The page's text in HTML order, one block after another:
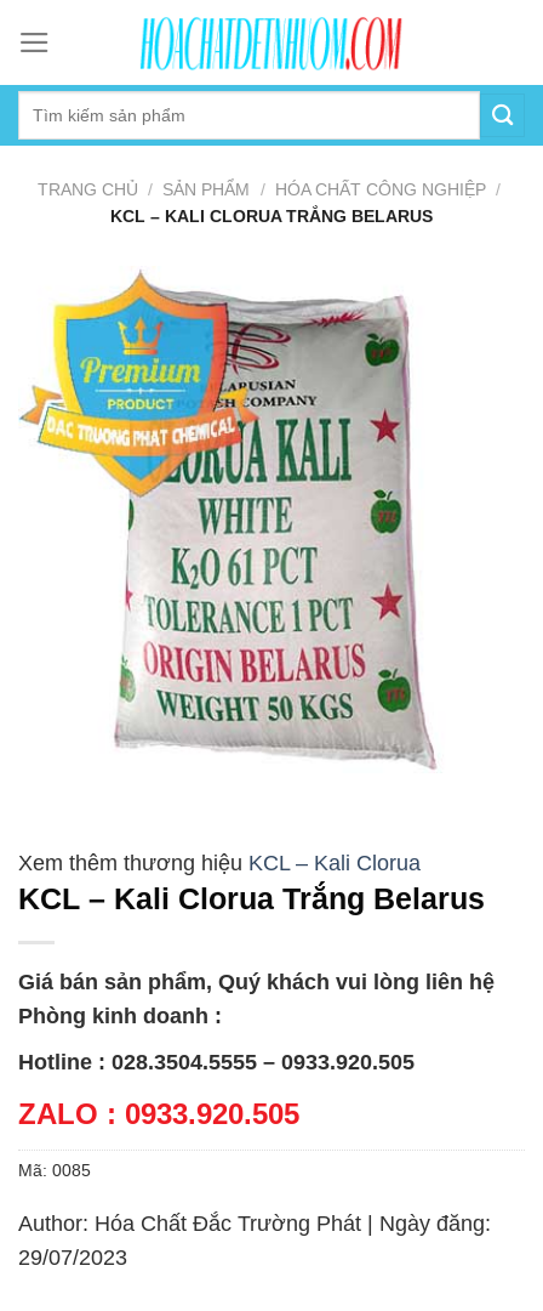
content
TRANG CHỦ / SẢN PHẨM / HÓA CHẤT CÔNG NGHIỆP /
KCL – KALI CLORUA TRẮNG BELARUS
KCL – Kali Clorua
KCL – Kali Clorua Trắng Belarus
Giá bán sản phẩm, Quý khách vui lòng liên hệ
Phòng kinh doanh :
Hotline : 028.3504.5555 – 0933.920.505
ZALO : 0933.920.505
Mã: 0085
Author: Hóa Chất Đắc Trường Phát | Ngày đăng:
29/07/2023